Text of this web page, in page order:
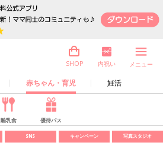
赤ちゃん・育児 妊活
SHOP 内祝い メニュー
離乳食 優待パス
SNS キャンペーン 写真スタジオ